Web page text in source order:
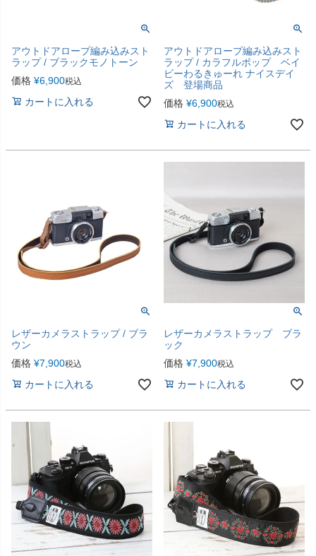
アウトドアロープ編み込みスト
ラップ / ブラックモノトーン
価格 ¥6,900税込
カートに入れる
アウトドアロープ編み込みスト
ラップ / カラフルポップ ベイ
ビーわるきゅーれ ナイスデイ
ズ 登場商品
価格 ¥6,900税込
カートに入れる
レザーカメラストラップ / ブラ
ウン
価格 ¥7,900税込
カートに入れる
レザーカメラストラップ ブラ
ック
価格 ¥7,900税込
カートに入れる